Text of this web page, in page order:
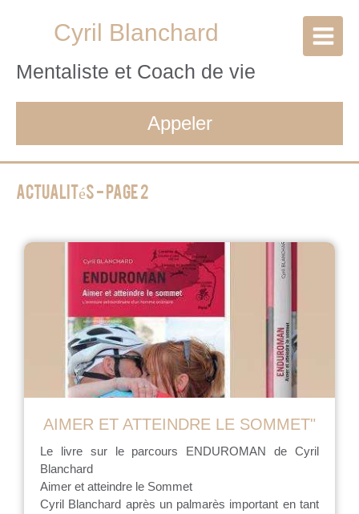
Cyril Blanchard
Mentaliste et Coach de vie
Appeler
Actualités - Page 2
AIMER ET ATTEINDRE LE SOMMET"
Le livre sur le parcours ENDUROMAN de Cyril
Blanchard
Aimer et atteindre le Sommet
Cyril Blanchard après un palmarès important en tant